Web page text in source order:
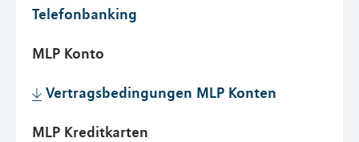
Telefonbanking
MLP Konto
Vertragsbedingungen MLP Konten
MLP Kreditkarten